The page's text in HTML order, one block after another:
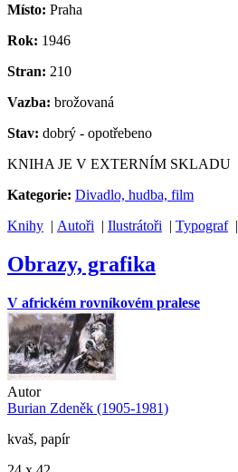
Místo: Praha
Rok: 1946
Stran: 210
Vazba: brožovaná
Stav: dobrý - opotřebeno
KNIHA JE V EXTERNÍM SKLADU
Kategorie: Divadlo, hudba, film
Knihy | Autoři | Ilustrátoři | Typograf|
Obrazy, grafika
V africkém rovníkovém pralese
Autor
Burian Zdeněk (1905-1981)
kvaš, papír